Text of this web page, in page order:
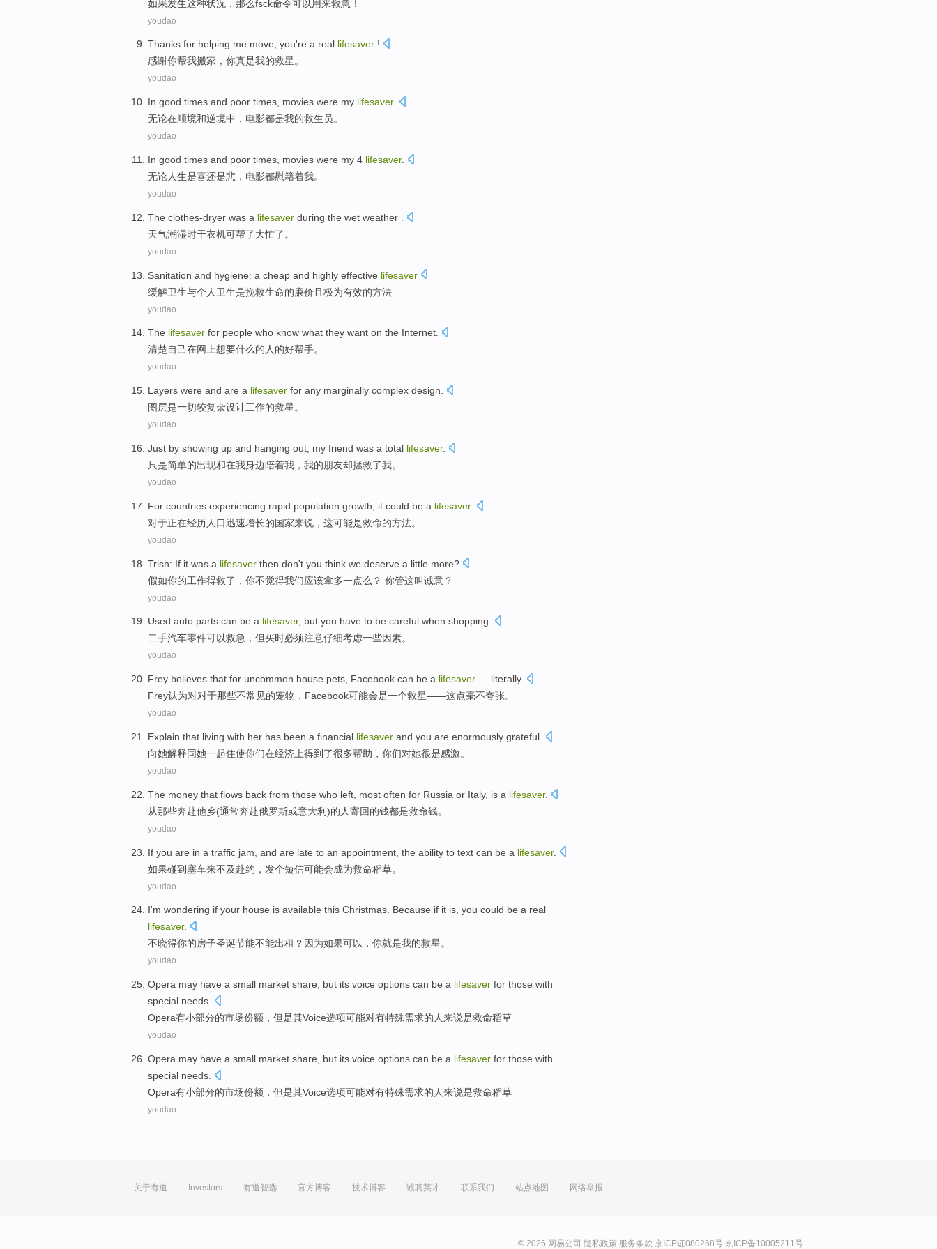
如果发生这种状况，那么fsck命令可以 用来救急！
youdao
Thanks for helping me move, you're a real lifesaver !
感谢你帮我搬家 ，你真是我的救星。
youdao
In good times and poor times, movies were my lifesaver.
无论在顺境和逆境中， 电影都是我的救生员。
youdao
In good times and poor times, movies were my 4 lifesaver.
无论人生是喜还是悲， 电影都慰籍着我。
youdao
The clothes-dryer was a lifesaver during the wet weather
天气潮湿时干衣机可帮了大忙了 。
youdao
Sanitation and hygiene: a cheap and highly effective lifesaver
缓解卫生与个人 卫生是挽救生命的廉价 且极为有效的方法
youdao
The lifesaver for people who know what they want on the Internet.
清楚自己在网上想要什么的人的好帮手。
youdao
Layers were and are a lifesaver for any marginally complex design
图层是一切较复杂设计工作的救星。
youdao
Just by showing up and hanging out, my friend was a total lifesaver.
只是简单的出现和在我身边陪着我，我的朋友却拯救了我。
youdao
For countries experiencing rapid population growth it could be a lifesaver.
对于正在经历人口迅速增长的国家来说， 这可能是救命的方法。
youdao
Trish: If it was a lifesaver then don't you think we deserve a little more?
假如你的工作得救了 ，你不觉得我们应该拿多一点么？ 你管这叫诚意？
youdao
Used auto parts can be a lifesaver, but you have to be careful when shopping.
二手汽车零件可以救急 ， 但买时必须注意仔细考虑一些因素。
youdao
Frey believes that for uncommon house pets Facebook can be a lifesaver — literally.
Frey认为对对于那些不常见的宠物 ， Facebook可能会是一个救星——这点毫不夸张。
youdao
Explain that living with her has been a financial lifesaver and you are enormously grateful.
向她解释同她一起住使你们在经济 上得到了很多帮助 ，你们对她很是感激。
youdao
The money that flows back from those who left, most often for Russia or Italy, is a lifesaver.
从那些奔赴他乡(通常奔赴俄罗斯或意大利 )的人寄回的钱都是救命钱。
youdao
If you are in a traffic jam , and are late to an appointment , the ability to text can be a lifesaver.
如果碰到塞车来不及赴约 ， 发个短信可能会成为救命稻草。
youdao
I'm wondering if your house is available this Christmas. Because if it is, you could be a real
lifesaver.
不晓得你的房子圣诞节能不能出租？ 因为如果可以， 你就是我的救星。
youdao
Opera may have a small market share but its voice options can be a lifesaver for those with
special needs
Opera有小部分的市场份额 ， 但是其Voice选项可能对有特殊需求的人来说是救命稻草
youdao
Opera may have a small market share but its voice options can be a lifesaver for those with
special needs
Opera有小部分的市场份额 ， 但是其Voice选项可能对有特殊需求的人来说是救命稻草
youdao
关于有道 Investors 有道智选 官方博客 技术博客 诚聘英才 联系我们 站点地图 网络举报
© 2026 网易公司 隐私政策 服务条款 京ICP证080268号 京ICP备10005211号